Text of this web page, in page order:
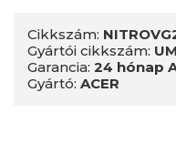
Cikkszám:
Gyártói cikkszám:
Garancia: 24 hónap
Gyártó: ACER